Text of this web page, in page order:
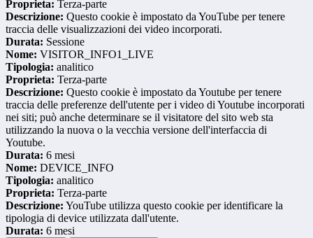
Proprieta: Terza-parte
Descrizione: Questo cookie è impostato da YouTube per tenere
traccia delle visualizzazioni dei video incorporati.
Durata: Sessione
Nome: VISITOR_INFO1_LIVE
Tipologia: analitico
Proprieta: Terza-parte
Descrizione: Questo cookie è impostato da Youtube per tenere
traccia delle preferenze dell'utente per i video di Youtube incorporati
nei siti; può anche determinare se il visitatore del sito web sta
utilizzando la nuova o la vecchia versione dell'interfaccia di
Youtube.
Durata: 6 mesi
Nome: DEVICE_INFO
Tipologia: analitico
Proprieta: Terza-parte
Descrizione: YouTube utilizza questo cookie per identificare la
tipologia di device utilizzata dall'utente.
Durata: 6 mesi